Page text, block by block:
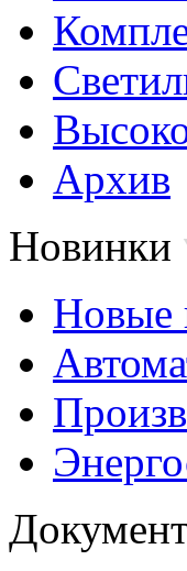
Архив
Новинки
Новые